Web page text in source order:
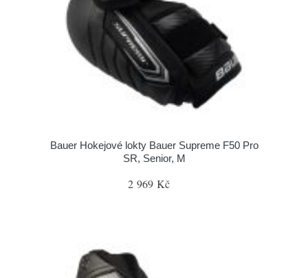
Bauer Hokejové lokty Bauer Supreme F50 Pro
SR, Senior, M
2 969 Kč